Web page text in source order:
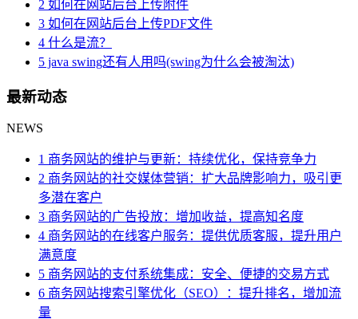
2 如何在网站后台上传附件
3 如何在网站后台上传PDF文件
4 什么是流？
5 java swing还有人用吗(swing为什么会被淘汰)
最新动态
NEWS
1 商务网站的维护与更新：持续优化，保持竞争力
2 商务网站的社交媒体营销：扩大品牌影响力，吸引更
多潜在客户
3 商务网站的广告投放：增加收益，提高知名度
4 商务网站的在线客户服务：提供优质客服，提升用户
满意度
5 商务网站的支付系统集成：安全、便捷的交易方式
6 商务网站搜索引擎优化（SEO）：提升排名，增加流
量